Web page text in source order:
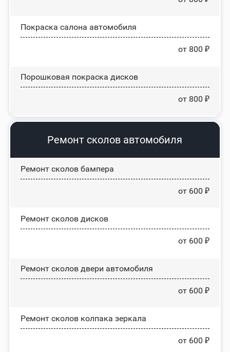
Покраска салона автомобиля
от 800 ₽
Порошковая покраска дисков
от 800 ₽
Ремонт сколов автомобиля
Ремонт сколов бампера
от 600 ₽
Ремонт сколов дисков
от 600 ₽
Ремонт сколов двери автомобиля
от 600 ₽
Ремонт сколов колпака зеркала
от 600 ₽